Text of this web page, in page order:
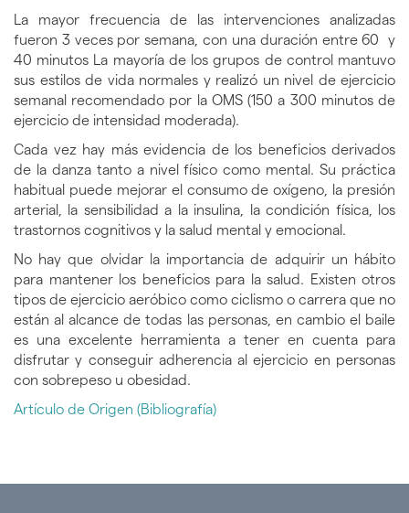
La mayor frecuencia de las intervenciones analizadas
fueron 3 veces por semana, con una duración entre 60 y
40 minutos La mayoría de los grupos de control mantuvo
sus estilos de vida normales y realizó un nivel de ejercicio
semanal recomendado por la OMS (150 a 300 minutos de
ejercicio de intensidad moderada).
Cada vez hay más evidencia de los beneficios derivados
de la danza tanto a nivel físico como mental. Su práctica
habitual puede mejorar el consumo de oxígeno, la presión
arterial, la sensibilidad a la insulina, la condición física, los
trastornos cognitivos y la salud mental y emocional.
No hay que olvidar la importancia de adquirir un hábito
para mantener los beneficios para la salud. Existen otros
tipos de ejercicio aeróbico como ciclismo o carrera que no
están al alcance de todas las personas, en cambio el baile
es una excelente herramienta a tener en cuenta para
disfrutar y conseguir adherencia al ejercicio en personas
con sobrepeso u obesidad.
Artículo de Origen (Bibliografía)